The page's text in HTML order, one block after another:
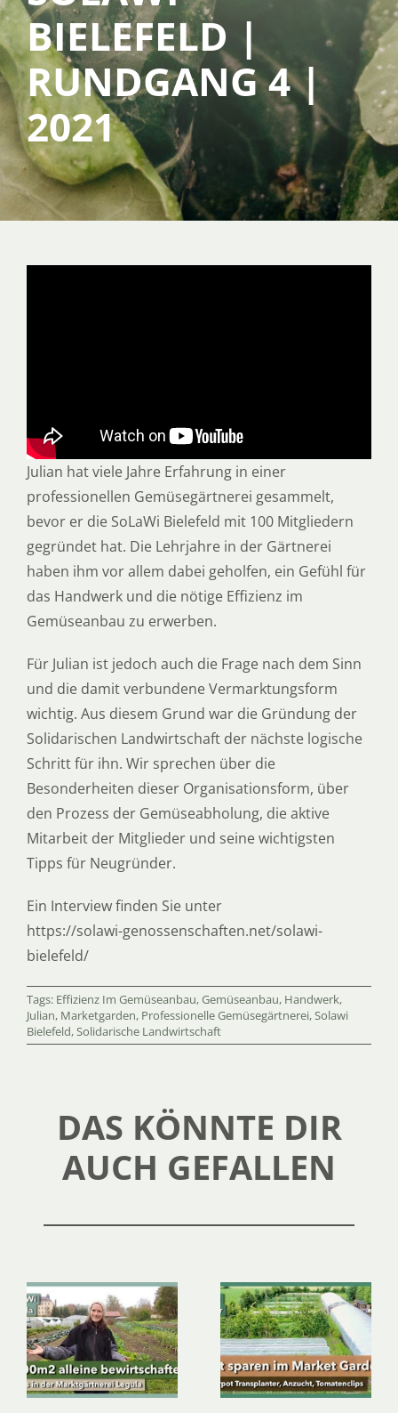
SERVICE
ÜBER UNS
BIELEFELD |
RUNDGANG 4 |
2021
Julian hat viele Jahre Erfahrung in einer
professionellen Gemüsegärtnerei gesammelt,
bevor er die SoLaWi Bielefeld mit 100 Mitgliedern
gegründet hat. Die Lehrjahre in der Gärtnerei
haben ihm vor allem dabei geholfen, ein Gefühl für
das Handwerk und die nötige Effizienz im
Gemüseanbau zu erwerben.
Für Julian ist jedoch auch die Frage nach dem Sinn
und die damit verbundene Vermarktungsform
wichtig. Aus diesem Grund war die Gründung der
Solidarischen Landwirtschaft der nächste logische
Schritt für ihn. Wir sprechen über die
Besonderheiten dieser Organisationsform, über
den Prozess der Gemüseabholung, die aktive
Mitarbeit der Mitglieder und seine wichtigsten
Tipps für Neugründer.
Ein Interview finden Sie unter
https://solawi-genossenschaften.net/solawi-
bielefeld/
Tags: Effizienz Im Gemüseanbau,Gemüseanbau, Handwerk,
Julian, Marketgarden, Professionelle Gemüsegärtnerei,Solawi
Bielefeld,Solidarische Landwirtschaft
DAS KÖNNTE DIR
AUCH GEFALLEN